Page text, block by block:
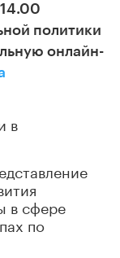
политики
онлайн-
в
в сфере
по